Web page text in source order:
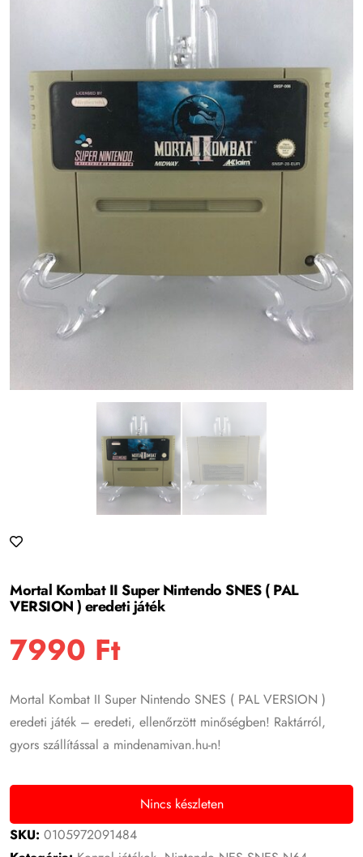
Mortal Kombat II Super Nintendo SNES ( PAL
VERSION ) eredeti játék
7990 Ft
Mortal Kombat II Super Nintendo SNES ( PAL VERSION )
eredeti játék – eredeti, ellenőrzött minőségben! Raktárról,
gyors szállítással a mindenamivan.hu-n!
Nincs készleten
SKU:0105972091484